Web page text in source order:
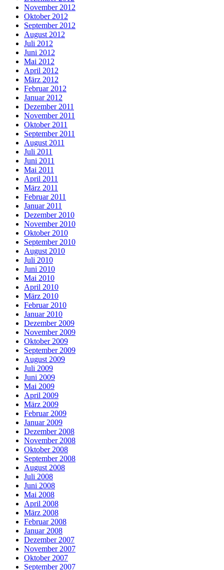
November 2012
Oktober 2012
September 2012
August 2012
Juli 2012
Juni 2012
Mai 2012
April 2012
März 2012
Februar 2012
Januar 2012
Dezember 2011
November 2011
Oktober 2011
September 2011
August 2011
Juli 2011
Juni 2011
Mai 2011
April 2011
März 2011
Februar 2011
Januar 2011
Dezember 2010
November 2010
Oktober 2010
September 2010
August 2010
Juli 2010
Juni 2010
Mai 2010
April 2010
März 2010
Februar 2010
Januar 2010
Dezember 2009
November 2009
Oktober 2009
September 2009
August 2009
Juli 2009
Juni 2009
Mai 2009
April 2009
März 2009
Februar 2009
Januar 2009
Dezember 2008
November 2008
Oktober 2008
September 2008
August 2008
Juli 2008
Juni 2008
Mai 2008
April 2008
März 2008
Februar 2008
Januar 2008
Dezember 2007
November 2007
Oktober 2007
September 2007